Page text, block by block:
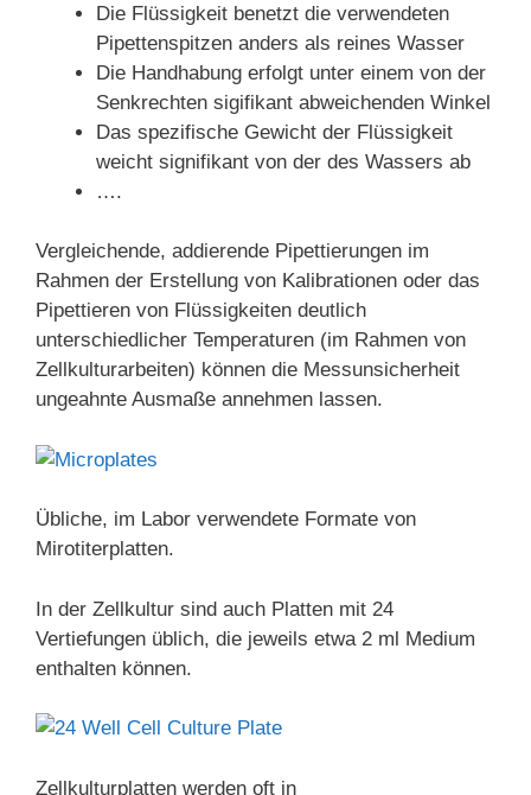
Die Flüssigkeit benetzt die verwendeten
Pipettenspitzen anders als reines Wasser
Die Handhabung erfolgt unter einem von der
Senkrechten sigifikant abweichenden Winkel
Das spezifische Gewicht der Flüssigkeit
weicht signifikant von der des Wassers ab
….
Vergleichende, addierende Pipettierungen im
Rahmen der Erstellung von Kalibrationen oder das
Pipettieren von Flüssigkeiten deutlich
unterschiedlicher Temperaturen (im Rahmen von
Zellkulturarbeiten) können die Messunsicherheit
ungeahnte Ausmaße annehmen lassen.
Übliche, im Labor verwendete Formate von
Mirotiterplatten.
In der Zellkultur sind auch Platten mit 24
Vertiefungen üblich, die jeweils etwa 2 ml Medium
enthalten können.
Zellkulturplatten werden oft in